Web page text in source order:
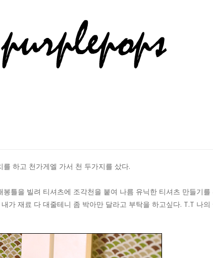
하고 천가게엘 가서 천 두가지를 샀다.
틀을 빌려 티셔츠에 조각천을 붙여 나름 유닉한 티셔츠 만들기를
가 재료 다 대줄테니 좀 박아만 달라고 부탁을 하고싶다. T.T 나